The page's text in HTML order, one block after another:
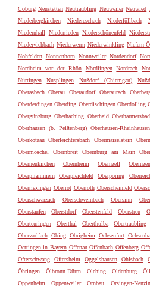
Coburg Neustetten Neutraubling Neuweiler Neuwied
Niederbergkirchen
Niedereschach Niederfüllbach
Niedernhall
Niederrieden Niederschönenfeld
Niederviehbach Niederwerrn Niederwinkling Niefern-
Nohfelden Nonnenhorn Nonnweiler Nordendorf
Nordheim vor der Rhön
Nördlingen Nordrach
Nürtingen
Nusplingen Nußdorf (Chiemgau)
Oberasbach
Oberau Oberaudorf Oberaurach
Oberderdingen Oberding Oberdischingen Oberdolling
Obergünzburg Oberhaching Oberhaid
Oberhausen (b. Peißenberg) Oberhausen-Rheinhausen
Oberkotzau
Oberleichtersbach Obermaiselstein
Obermoschel
Obernbreit Obernburg am Main
Oberneukirchen
Obernheim Obernzell
Oberpframmern
Oberpleichfeld Oberpöring
Oberriexingen Oberrot Oberroth Oberscheinfeld
Oberschwarzach
Oberschweinbach Obersinn
Oberstaufen
Oberstdorf Oberstenfeld Oberstreu
Oberteuringen
Oberthal Oberthulba Obertraubling
Oberwolfach Obing Obrigheim Ochsenfurt
Oettingen in Bayern Offenau Offenbach Offenberg
Ofterschwang
Oftersheim Oggelshausen Ohlsbach
Öhringen
Ölbronn-Dürrn Olching Oldenburg
Oppenheim
Oppenweiler Ornbau Orsingen-